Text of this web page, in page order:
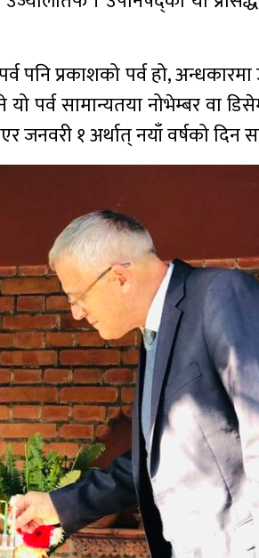
प्रकाशको पर्व हो, अन्धकारमा
यो पर्व सामान्यतया नोभेम्बर वा
१ अर्थात् नयाँ वर्षको दिन